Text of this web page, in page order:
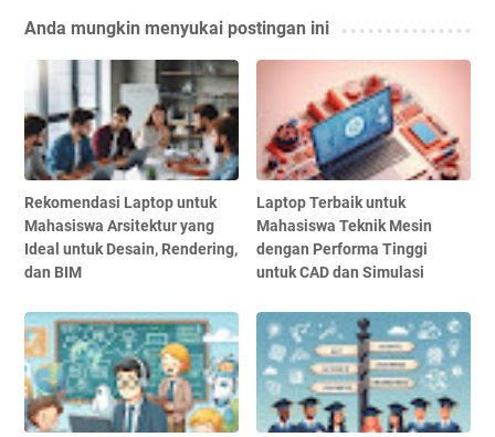
Anda mungkin menyukai postingan ini
Rekomendasi Laptop untuk
Mahasiswa Arsitektur yang
Ideal untuk Desain, Rendering,
dan BIM
Laptop Terbaik untuk
Mahasiswa Teknik Mesin
dengan Performa Tinggi
untuk CAD dan Simulasi